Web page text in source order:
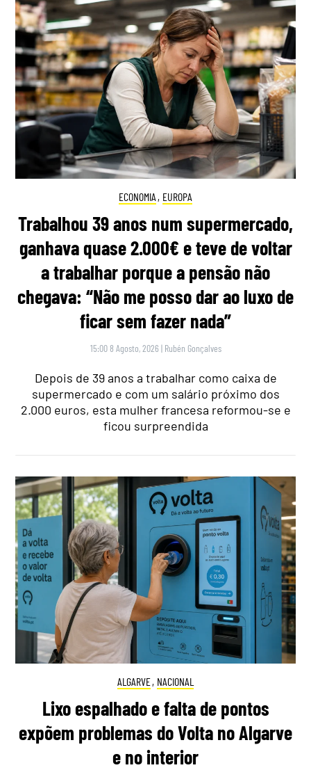
ECONOMIA , EUROPA
Trabalhou 39 anos num supermercado,
ganhava quase 2.000€ e teve de voltar
a trabalhar porque a pensão não
chegava: “Não me posso dar ao luxo de
ficar sem fazer nada”
15:00 8 Agosto, 2026 | Rubén Gonçalves
Depois de 39 anos a trabalhar como caixa de
supermercado e com um salário próximo dos
2.000 euros, esta mulher francesa reformou-se e
ficou surpreendida
ALGARVE, NACIONAL
Lixo espalhado e falta de pontos
expõem problemas do Volta no Algarve
e no interior